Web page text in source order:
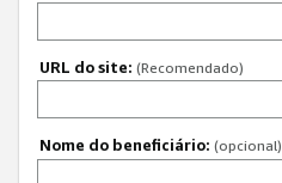
URL do site: (Recomendado)
Nome do beneficiário: (opcional)